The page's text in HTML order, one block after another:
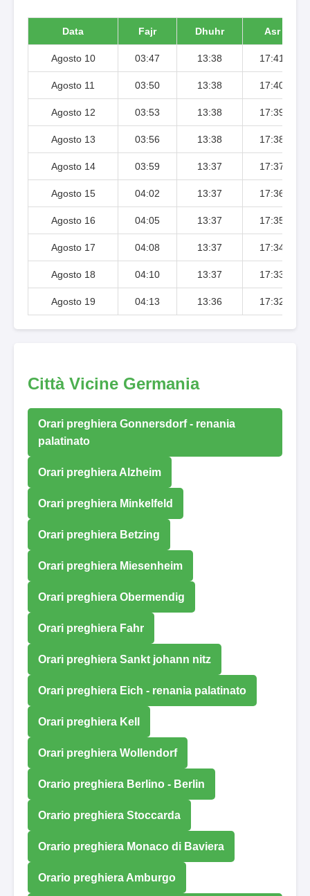
Data Fajr Dhuhr Asr
Agosto 10 03:47 13:38 17:41
Agosto 11 03:50 13:38 17:40
Agosto 12 03:53 13:38 17:39
Agosto 13 03:56 13:38 17:38
Agosto 14 03:59 13:37 17:37
Agosto 15 04:02 13:37 17:36
Agosto 16 04:05 13:37 17:35
Agosto 17 04:08 13:37 17:34
Agosto 18 04:10 13:37 17:33
Agosto 19 04:13 13:36 17:32
Città Vicine Germania
Orari preghiera Gonnersdorf - renania
palatinato
Orari preghiera Alzheim
Orari preghiera Minkelfeld
Orari preghiera Betzing
Orari preghiera Miesenheim
Orari preghiera Obermendig
Orari preghiera Fahr
Orari preghiera Sankt johann nitz
Orari preghiera Eich - renania palatinato
Orari preghiera Kell
Orari preghiera Wollendorf
Orario preghiera Berlino - Berlin
Orario preghiera Stoccarda
Orario preghiera Monaco di Baviera
Orario preghiera Amburgo